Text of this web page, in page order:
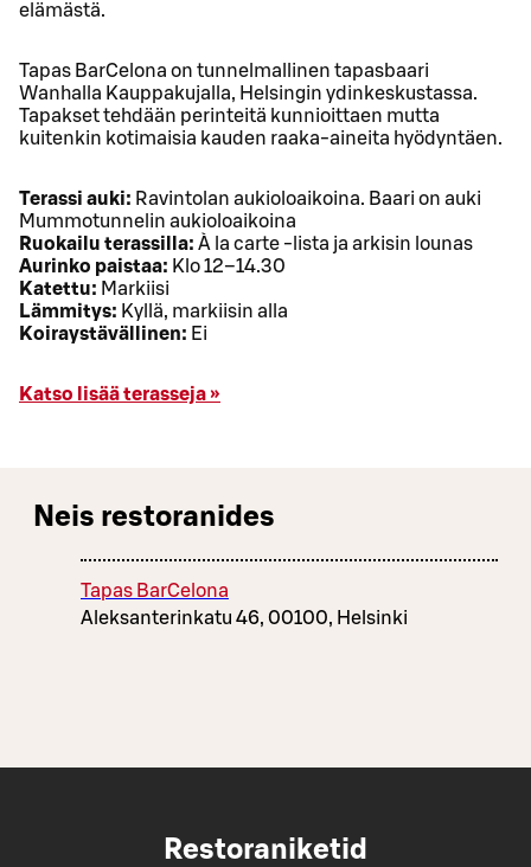
elämästä.
Tapas BarCelona on tunnelmallinen tapasbaari
Wanhalla Kauppakujalla, Helsingin ydinkeskustassa.
Tapakset tehdään perinteitä kunnioittaen mutta
kuitenkin kotimaisia kauden raaka-aineita hyödyntäen.
Terassi auki: Ravintolan aukioloaikoina. Baari on auki
Mummotunnelin aukioloaikoina
Ruokailu terassilla: À la carte -lista ja arkisin lounas
Aurinko paistaa: Klo 12–14.30
Katettu: Markiisi
Lämmitys: Kyllä, markiisin alla
Koiraystävällinen: Ei
Katso lisää terasseja »
Neis restoranides
Tapas BarCelona
Aleksanterinkatu 46, 00100, Helsinki
Restoraniketid